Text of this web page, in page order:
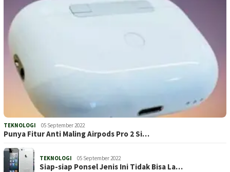
TEKNOLOGI 05 September 2022
Punya Fitur Anti Maling Airpods Pro 2 Si…
TEKNOLOGI 05 September 2022
Siap-siap Ponsel Jenis Ini Tidak Bisa La…